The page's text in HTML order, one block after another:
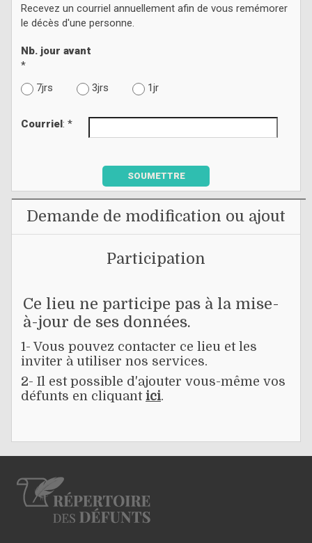
Recevez un courriel annuellement afin de vous remémorer
le décès d'une personne.
Nb. jour avant
*
7jrs
3jrs 1jr
Courriel: *
SOUMETTRE
Demande de modification ou ajout
Participation
Ce lieu ne participe pas à la mise-
à-jour de ses données.
1- Vous pouvez contacter ce lieu et les
inviter à utiliser nos services.
2- Il est possible d'ajouter vous-même vos
défunts en cliquant ici.